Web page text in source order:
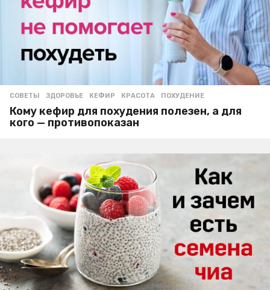
СОВЕТЫ ЗДОРОВЬЕ ,КЕФИР ,КРАСОТА ,ПОХУДЕНИЕ
Кому кефир для похудения полезен, а для
кого — противопоказан